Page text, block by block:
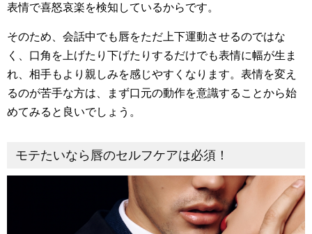
表情で喜怒哀楽を検知しているからです。
そのため、会話中でも唇をただ上下運動させるのではな
く、口角を上げたり下げたりするだけでも表情に幅が生ま
れ、相手もより親しみを感じやすくなります。表情を変え
るのが苦手な方は、まず口元の動作を意識することから始
めてみると良いでしょう。
モテたいなら唇のセルフケアは必須！